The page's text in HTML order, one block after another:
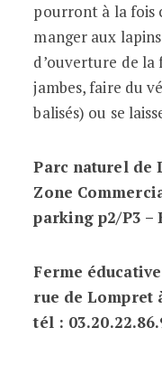
pourront à la fois
manger aux
d’ouverture de la
jambes, faire du
balisés) ou se
Parc naturel de
Zone
parking p2/P3 –
Ferme
rue de Lompret
tél :